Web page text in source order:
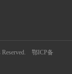
鄂ICP备